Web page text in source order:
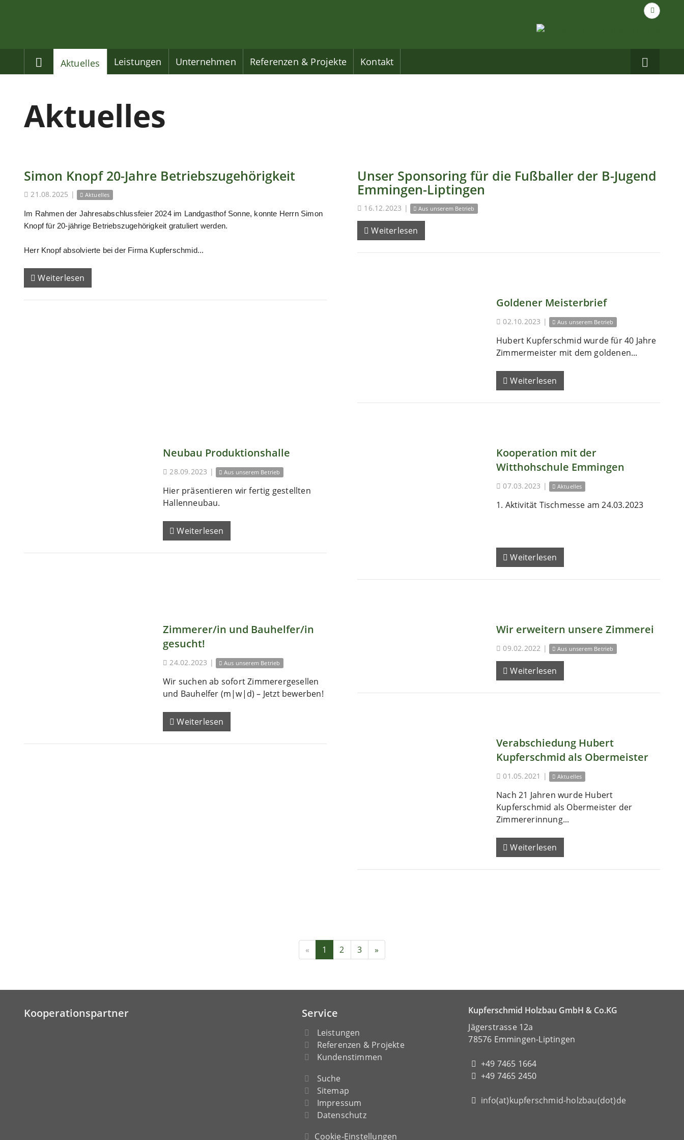
Suche
nach...
Home
Aktuelles Leistungen Unternehmen Referenzen & Projekte Kontakt
auf
Aktuelles
Simon Knopf 20-Jahre Betriebszugehörigkeit
21.08.2025 | Aktuelles
Im Rahmen der Jahresabschlussfeier 2024 im Landgasthof Sonne, konnte Herrn Simon
Knopf für 20-jährige Betriebszugehörigkeit gratuliert werden.
Herr Knopf absolvierte bei der Firma Kupferschmid...
Weiterlesen
Unser Sponsoring für die Fußballer der B-Jugend
Emmingen-Liptingen
16.12.2023 | Aus unserem Betrieb
Weiterlesen
Goldener Meisterbrief
02.10.2023 | Aus unserem Betrieb
Hubert Kupferschmid wurde für 40 Jahre
Zimmermeister mit dem goldenen...
Weiterlesen
Neubau Produktionshalle
28.09.2023 | Aus unserem Betrieb
Hier präsentieren wir fertig gestellten
Hallenneubau.
Weiterlesen
Kooperation mit der
Witthohschule Emmingen
07.03.2023 | Aktuelles
1. Aktivität Tischmesse am 24.03.2023
Weiterlesen
Zimmerer/in und Bauhelfer/in
gesucht!
24.02.2023 | Aus unserem Betrieb
Wir suchen ab sofort Zimmerergesellen
und Bauhelfer (m|w|d) – Jetzt bewerben!
Weiterlesen
Wir erweitern unsere Zimmerei
09.02.2022 | Aus unserem Betrieb
Weiterlesen
Verabschiedung Hubert
Kupferschmid als Obermeister
01.05.2021 | Aktuelles
Nach 21 Jahren wurde Hubert
Kupferschmid als Obermeister der
Zimmererinnung...
Weiterlesen
« 1 2 3 »
Kooperationspartner Service
Leistungen
Referenzen & Projekte
Kundenstimmen
Suche
Sitemap
Impressum
Datenschutz
Cookie-Einstellungen
Kupferschmid Holzbau GmbH & Co.KG
Jägerstrasse 12a
78576 Emmingen-Liptingen
+49 7465 1664
+49 7465 2450
info(at)kupferschmid-holzbau(dot)de